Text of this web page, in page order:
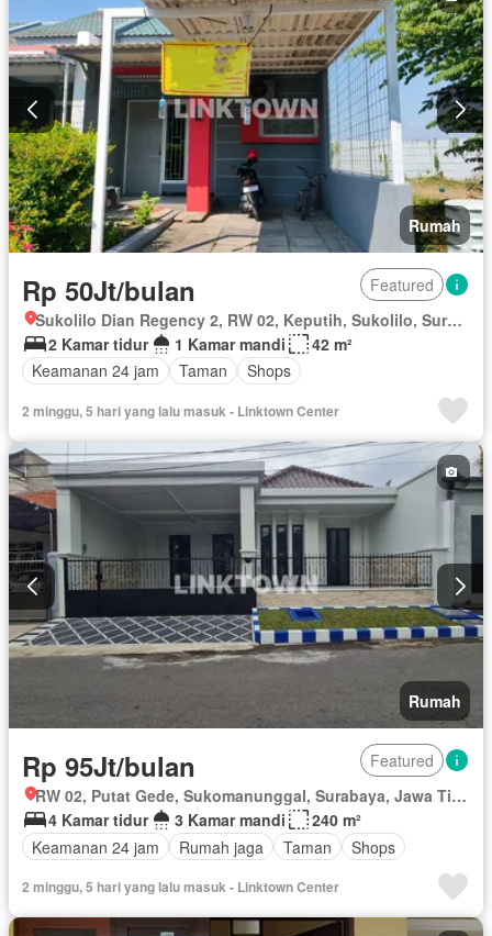
Rumah
Rp 50Jt/bulan
Featured
Sukolilo Dian Regency 2, RW 02, Keputih, Sukolilo, Surabaya, Jawa Timur
2 Kamar tidur
1 Kamar mandi
42 m²
Keamanan 24 jam
Taman Shops
2 minggu, 5 hari yang lalu masuk - Linktown Center
Rumah
Rp 95Jt/bulan
Featured
RW 02, Putat Gede, Sukomanunggal, Surabaya, Jawa Timur
4 Kamar tidur
3 Kamar mandi
240 m²
Keamanan 24 jam
Rumah jaga Taman Shops
2 minggu, 5 hari yang lalu masuk - Linktown Center